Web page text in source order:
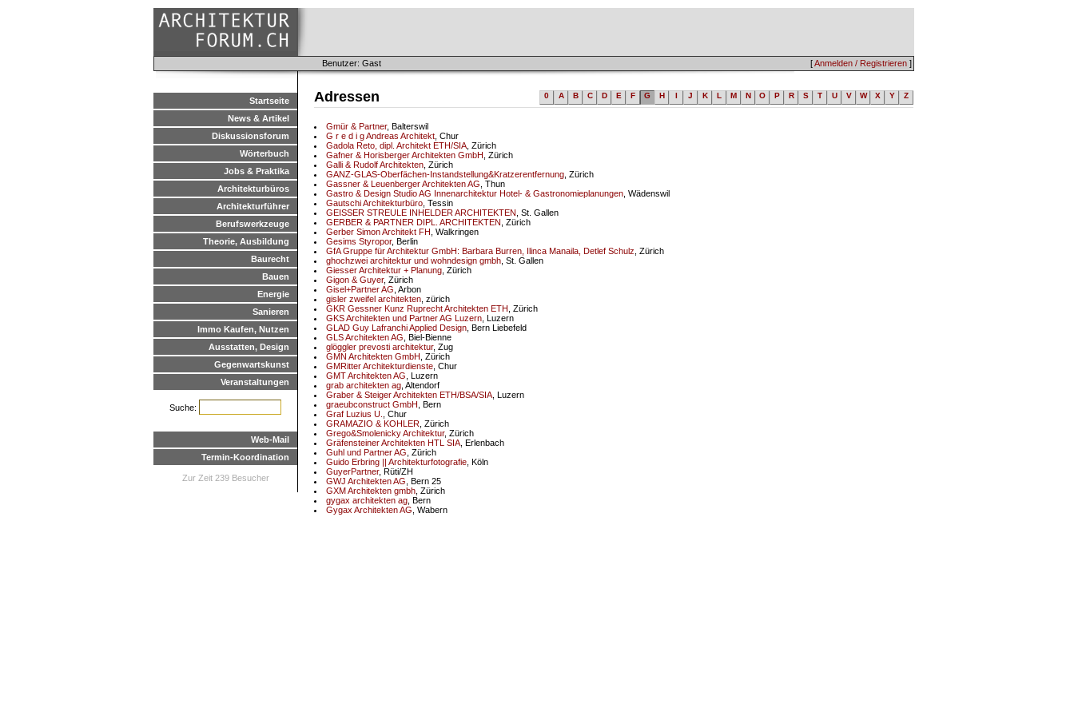
[Anmelden / Registrieren ]
Benutzer: Gast
Startseite
News & Artikel
Diskussionsforum
Wörterbuch
Jobs & Praktika
Architekturbüros
Architekturführer
Berufswerkzeuge
Theorie, Ausbildung
Baurecht
Bauen
Energie
Sanieren
Immo Kaufen, Nutzen
Ausstatten, Design
Gegenwartskunst
Veranstaltungen
Suche:
Web-Mail
Termin-Koordination
Zur Zeit 239 Besucher
Adressen 0 A B C D E F G H I J K L M N O P R S T U V W X Y Z
Gmür & Partner, Balterswil
G r e d i g Andreas Architekt , Chur
Gadola Reto, dipl. Architekt ETH/SIA , Zürich
Gafner & Horisberger Architekten GmbH , Zürich
Galli & Rudolf Architekten , Zürich
GANZ-GLAS-Oberfächen-Instandstellung&Kratzerentfernung , Zürich
Gassner & Leuenberger Architekten AG , Thun
Gastro & Design Studio AG Innenarchitektur Hotel- & Gastronomieplanungen , Wädenswil
Gautschi Architekturbüro , Tessin
GEISSER STREULE INHELDER ARCHITEKTEN , St. Gallen
GERBER & PARTNER DIPL. ARCHITEKTEN , Zürich
Gerber Simon Architekt FH , Walkringen
Gesims Styropor, Berlin
GfA Gruppe für Architektur GmbH: Barbara Burren, Ilinca Manaila, Detlef Schulz , Zürich
ghochzwei architektur und wohndesign gmbh , St. Gallen
Giesser Architektur + Planung , Zürich
Gigon & Guyer, Zürich
Gisel+Partner AG , Arbon
gisler zweifel architekten , zürich
GKR Gessner Kunz Ruprecht Architekten ETH , Zürich
GKS Architekten und Partner AG Luzern , Luzern
GLAD Guy Lafranchi Applied Design , Bern Liebefeld
GLS Architekten AG , Biel-Bienne
glöggler prevosti architektur, Zug
GMN Architekten GmbH , Zürich
GMRitter Architekturdienste , Chur
GMT Architekten AG , Luzern
grab architekten ag , Altendorf
Graber & Steiger Architekten ETH/BSA/SIA , Luzern
graeubconstruct GmbH , Bern
Graf Luzius U.
, Chur
GRAMAZIO & KOHLER , Zürich
Grego&Smolenicky Architektur, Zürich
Gräfensteiner Architekten HTL SIA , Erlenbach
Guhl und Partner AG , Zürich
Guido Erbring || Architekturfotografie , Köln
GuyerPartner, Rüti/ZH
GWJ Architekten AG , Bern 25
GXM Architekten gmbh , Zürich
gygax architekten ag , Bern
Gygax Architekten AG , Wabern